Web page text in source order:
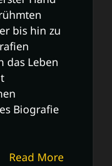
bis hin zu
das Leben
Biografie
Read More